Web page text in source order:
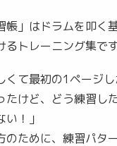
帳」はドラムを叩く
トレーニング集です
くて最初の1ページし
たけど、どう練習し
！」
のために、練習パタ